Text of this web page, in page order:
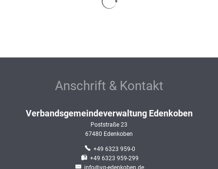
Anschrift & Kontakt
Verbandsgemeindeverwaltung Edenkoben
Poststraße 23
67480 Edenkoben
+49 6323 959-0
+49 6323 959-299
info@vg-edenkoben.de